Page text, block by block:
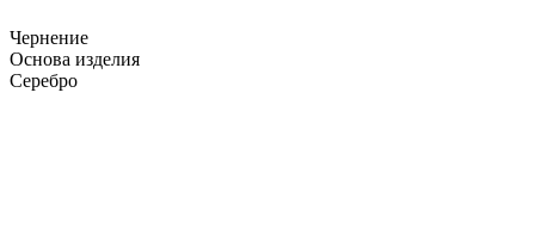
Чернение
Основа изделия
Серебро